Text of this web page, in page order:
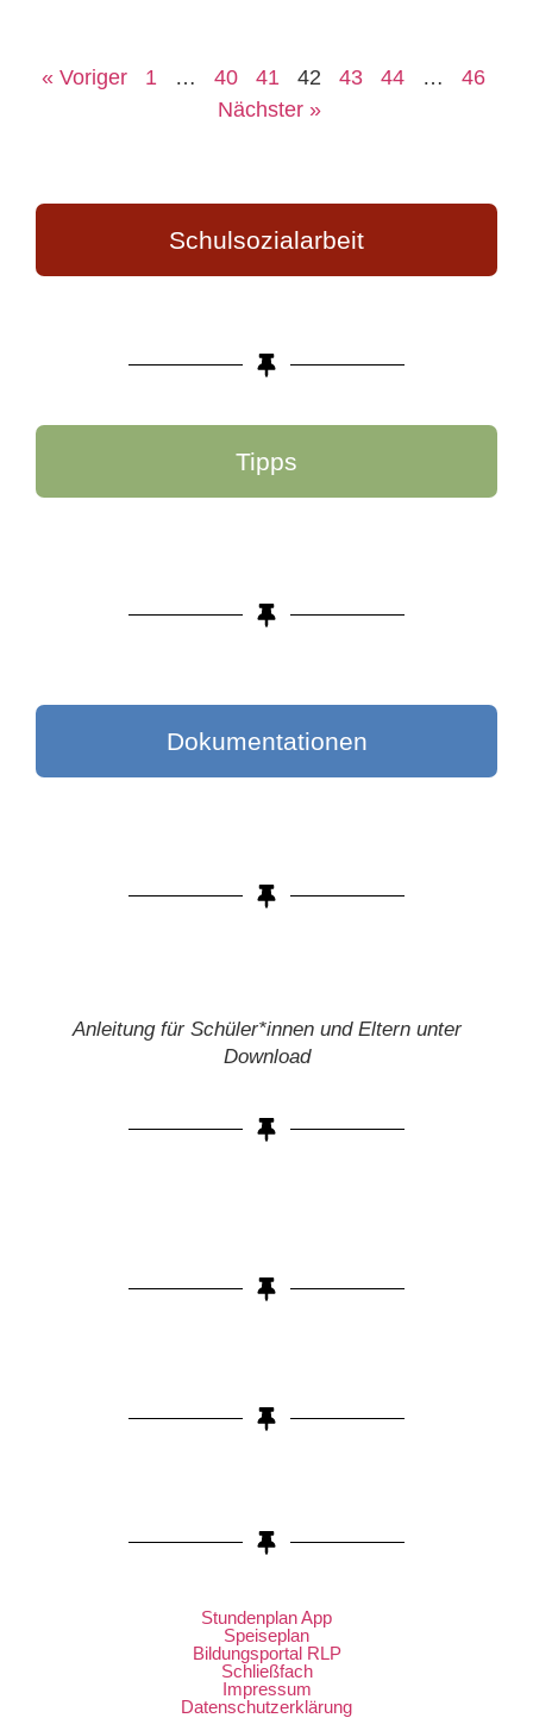
« Voriger 1 … 40 41 42 43 44 …
46
Nächster »
Schulsozialarbeit
Tipps
Dokumentationen
Anleitung für Schüler*innen und Eltern unter
Download
Stundenplan App
Speiseplan
Bildungsportal RLP
Schließfach
Impressum
Datenschutzerklärung